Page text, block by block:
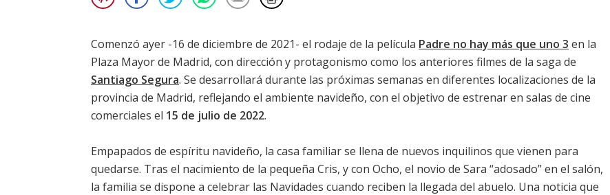
Comenzó ayer -16 de diciembre de 2021- el rodaje de la película Padre no hay más que uno 3 en la
Plaza Mayor de Madrid, con dirección y protagonismo como los anteriores filmes de la saga de
Santiago Segura. Se desarrollará durante las próximas semanas en diferentes localizaciones de la
provincia de Madrid, reflejando el ambiente navideño, con el objetivo de estrenar en salas de cine
comerciales el 15 de julio de 2022.
Empapados de espíritu navideño, la casa familiar se llena de nuevos inquilinos que vienen para
quedarse. Tras el nacimiento de la pequeña Cris, y con Ocho, el novio de Sara “adosado” en el salón,
la familia se dispone a celebrar las Navidades cuando reciben la llegada del abuelo. Una noticia que